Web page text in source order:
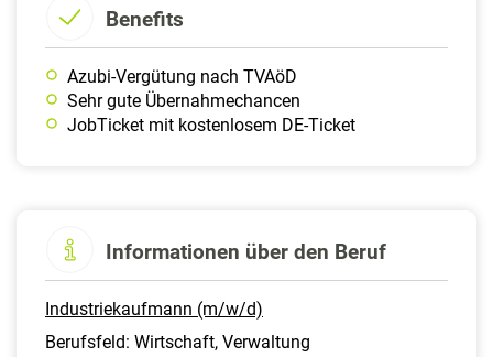
Benefits
Azubi-Vergütung nach TVAöD
Sehr gute Übernahmechancen
JobTicket mit kostenlosem DE-Ticket
Informationen über den Beruf
Industriekaufmann (m/w/d)
Berufsfeld: Wirtschaft, Verwaltung